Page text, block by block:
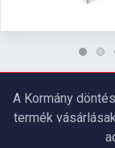
A Kormány
termék